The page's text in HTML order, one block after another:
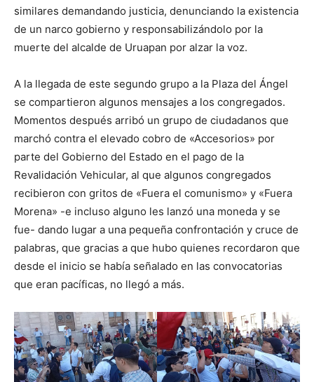
similares demandando justicia, denunciando la existencia
de un narco gobierno y responsabilizándolo por la
muerte del alcalde de Uruapan por alzar la voz.
A la llegada de este segundo grupo a la Plaza del Ángel
se compartieron algunos mensajes a los congregados.
Momentos después arribó un grupo de ciudadanos que
marchó contra el elevado cobro de «Accesorios» por
parte del Gobierno del Estado en el pago de la
Revalidación Vehicular, al que algunos congregados
recibieron con gritos de «Fuera el comunismo» y «Fuera
Morena» -e incluso alguno les lanzó una moneda y se
fue- dando lugar a una pequeña confrontación y cruce de
palabras, que gracias a que hubo quienes recordaron que
desde el inicio se había señalado en las convocatorias
que eran pacíficas, no llegó a más.